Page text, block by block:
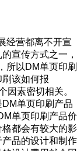
经营都离不开宣
宣传方式之一，
，所以DM单页印刷
刷该如何报
密切相关。
DM单页印刷产品
DM单页印刷产品价
格都会有较大的影
品的设计和制作